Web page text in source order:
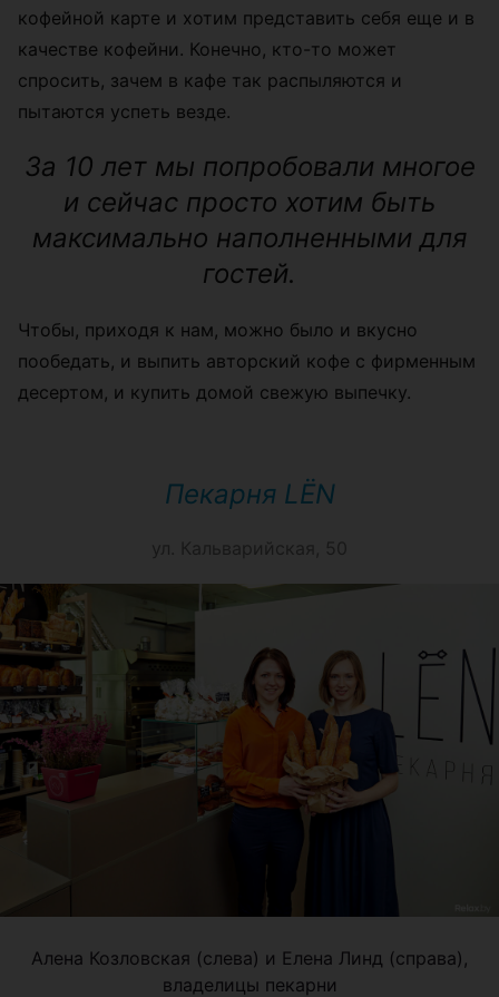
кофейной карте и хотим представить себя еще и в
качестве кофейни. Конечно, кто-то может
спросить, зачем в кафе так распыляются и
пытаются успеть везде.
За 10 лет мы попробовали многое
и сейчас просто хотим быть
максимально наполненными для
гостей.
Чтобы, приходя к нам, можно было и вкусно
пообедать, и выпить авторский кофе с фирменным
десертом, и купить домой свежую выпечку.
Пекарня LЁN
ул. Кальварийская, 50
Алена Козловская (слева) и Елена Линд (справа),
владелицы пекарни